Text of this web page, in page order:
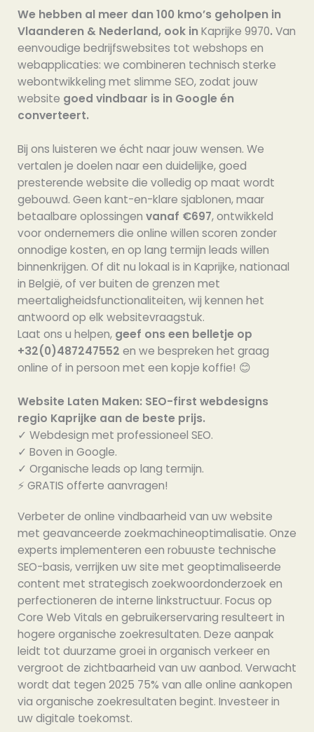
We hebben al meer dan 100 kmo’s geholpen in
Vlaanderen & Nederland, ook inKaprijke 9970. Van
eenvoudige bedrijfswebsites tot webshops en
webapplicaties: we combineren technisch sterke
webontwikkeling met slimme SEO, zodat jouw
website goed vindbaar is in Google én
converteert.
Bij ons luisteren we écht naar jouw wensen. We
vertalen je doelen naar een duidelijke, goed
presterende website die volledig op maat wordt
gebouwd. Geen kant-en-klare sjablonen, maar
betaalbare oplossingen vanaf €697, ontwikkeld
voor ondernemers die online willen scoren zonder
onnodige kosten, en op lang termijn leads willen
binnenkrijgen. Of dit nu lokaal is in Kaprijke, nationaal
in België, of ver buiten de grenzen met
meertaligheidsfunctionaliteiten, wij kennen het
antwoord op elk websitevraagstuk.
Laat ons u helpen, geef ons een belletje op
+32(0)487247552 en we bespreken het graag
online of in persoon met een kopje koffie! 😊
Website Laten Maken: SEO-first webdesigns
regio Kaprijke aan de beste prijs.
✓ Webdesign met professioneel SEO.
✓ Boven in Google.
✓ Organische leads op lang termijn.
⚡️ GRATIS offerte aanvragen!
Verbeter de online vindbaarheid van uw website
met geavanceerde zoekmachineoptimalisatie. Onze
experts implementeren een robuuste technische
SEO-basis, verrijken uw site met geoptimaliseerde
content met strategisch zoekwoordonderzoek en
perfectioneren de interne linkstructuur. Focus op
Core Web Vitals en gebruikerservaring resulteert in
hogere organische zoekresultaten. Deze aanpak
leidt tot duurzame groei in organisch verkeer en
vergroot de zichtbaarheid van uw aanbod. Verwacht
wordt dat tegen 2025 75% van alle online aankopen
via organische zoekresultaten begint. Investeer in
uw digitale toekomst.